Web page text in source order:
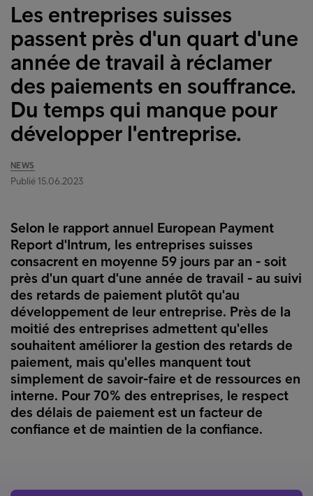
Les entreprises suisses
passent près d'un quart d'une
année de travail à réclamer
des paiements en souffrance.
Du temps qui manque pour
développer l'entreprise.
NEWS
Publié 15.06.2023
Selon le rapport annuel European Payment
Report d'Intrum, les entreprises suisses
consacrent en moyenne 59 jours par an - soit
près d'un quart d'une année de travail - au suivi
des retards de paiement plutôt qu'au
développement de leur entreprise. Près de la
moitié des entreprises admettent qu'elles
souhaitent améliorer la gestion des retards de
paiement, mais qu'elles manquent tout
simplement de savoir-faire et de ressources en
interne. Pour 70% des entreprises, le respect
des délais de paiement est un facteur de
confiance et de maintien de la confiance.